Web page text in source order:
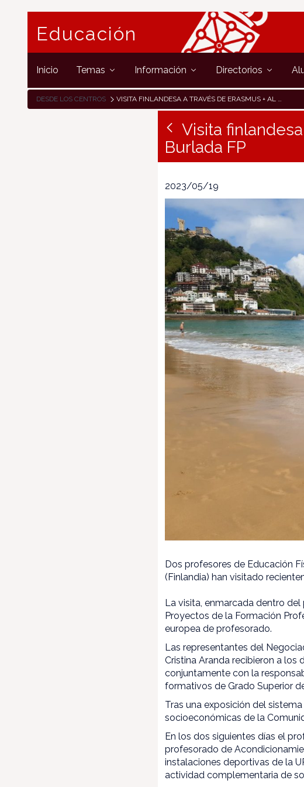
Educación
Inicio Temas Información Directorios
DESDE LOS CENTROS VISITA FINLANDESA A TRAVÉS DE ERASMUS + AL CENTRO INTEGRADO BURLADA FP
Visita
Burlada FP
2023/05/19
Dos profesores de Educación
(Finlandia) han visitado
La visita, enmarcada dentro
Proyectos de la Formación
europea de profesorado.
Las representantes del
Cristina Aranda recibieron a los
conjuntamente con la
formativos de Grado Superior
Tras una exposición del
socioeconómicas de la
En los dos siguientes días el
profesorado de
instalaciones deportivas de la
actividad complementaria de